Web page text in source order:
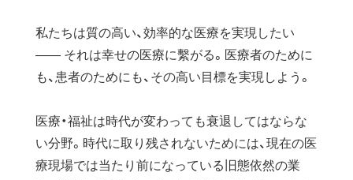
私たちは質の高い、効率的な医療を実現したい
—— それは幸せの医療に繫がる。医療者のために
も、患者のためにも、その高い目標を実現しよう。
医療・福祉は時代が変わっても衰退してはならな
い分野。時代に取り残されないためには、現在の医
療現場では当たり前になっている旧態依然の業